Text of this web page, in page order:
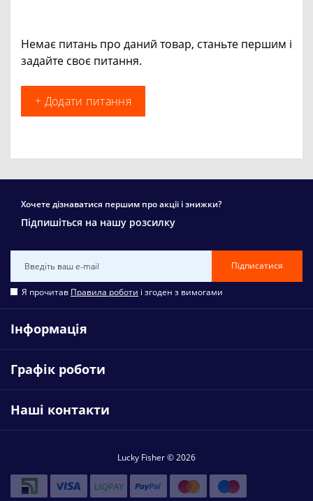
Немає питань про даний товар, станьте першим і
задайте своє питання.
+ Додати питання
Хочете дізнаватися першим про акції і знижки?
Підпишіться на нашу розсилку
Підписатися
Я прочитав Правила роботи і згоден з вимогами
Інформація
Графік роботи
Наші контакти
Lucky Fisher © 2026